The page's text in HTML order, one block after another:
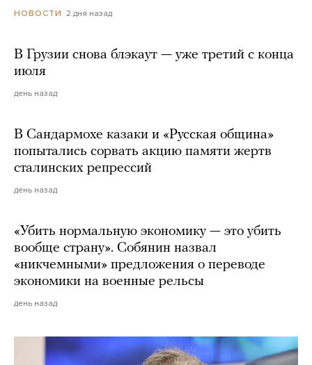
НОВОСТИ 2 дня назад
В Грузии снова блэкаут — уже третий с конца
июля
день назад
В Сандармохе казаки и «Русская община»
попытались сорвать акцию памяти жертв
сталинских репрессий
день назад
«Убить нормальную экономику — это убить
вообще страну». Собянин назвал
«никчемными» предложения о переводе
экономики на военные рельсы
день назад